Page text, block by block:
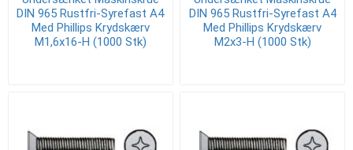
DIN 965 Rustfri-Syrefast A4
Med Phillips Krydskærv
M1,6x16-H (1000 Stk)
DIN 965 Rustfri-Syrefast A4
Med Phillips Krydskærv
M2x3-H (1000 Stk)